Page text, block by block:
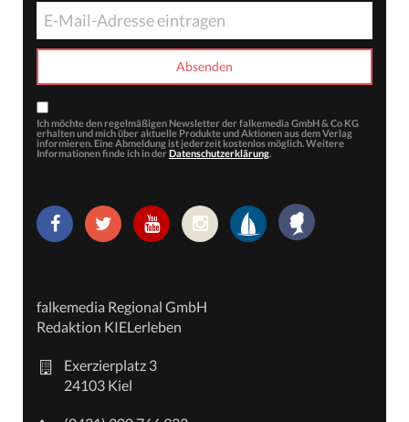
Ich möchte den regelmäßigen Newsletter der falkemedia GmbH & Co KG
erhalten und mich über aktuelle Produkte und Aktionen aus dem Verlag
informieren. Eine Abmeldung ist jederzeit kostenlos möglich. Weitere
Informationen finde ich in der Datenschutzerklärung.
falkemedia Regional GmbH
Redaktion KIELerleben
Exerzierplatz 3
24103 Kiel